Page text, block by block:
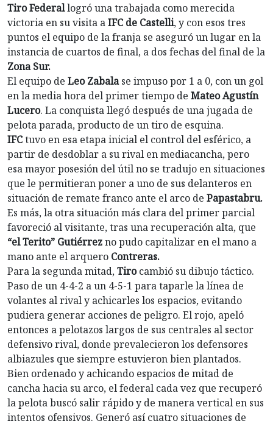
Tiro Federallogró una trabajada como merecida
victoria en su visita aIFC de Castelli, y con esos tres
puntos el equipo de la franja se aseguró un lugar en la
instancia de cuartos de final, a dos fechas del final de la
Zona Sur.
El equipo de Leo Zabalase impuso por 1 a 0, con un gol
en la media hora del primer tiempo de Mateo Agustín
Lucero. La conquista llegó después de una jugada de
pelota parada, producto de un tiro de esquina.
IFCtuvo en esa etapa inicial el control del esférico, a
partir de desdoblar a su rival en mediacancha, pero
esa mayor posesión del útil no se tradujo en situaciones
que le permitieran poner a uno de sus delanteros en
situación de remate franco ante el arco de Papastabru.
Es más, la otra situación más clara del primer parcial
favoreció al visitante, tras una recuperación alta, que
“el Terito” Gutiérrezno pudo capitalizar en el mano a
mano ante el arquero Contreras.
Para la segunda mitad,Tirocambió su dibujo táctico.
Paso de un 4-4-2 a un 4-5-1 para taparle la línea de
volantes al rival y achicarles los espacios, evitando
pudiera generar acciones de peligro. El rojo, apeló
entonces a pelotazos largos de sus centrales al sector
defensivo rival, donde prevalecieron los defensores
albiazules que siempre estuvieron bien plantados.
Bien ordenado y achicando espacios de mitad de
cancha hacia su arco, el federal cada vez que recuperó
la pelota buscó salir rápido y de manera vertical en sus
intentos ofensivos. Generó así cuatro situaciones de